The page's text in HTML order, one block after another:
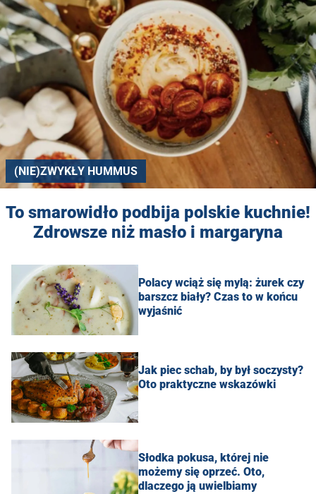
(NIE)ZWYKŁY HUMMUS
To smarowidło podbija polskie kuchnie!
Zdrowsze niż masło i margaryna
Polacy wciąż się mylą: żurek czy
barszcz biały? Czas to w końcu
wyjaśnić
Jak piec schab, by był soczysty?
Oto praktyczne wskazówki
Słodka pokusa, której nie
możemy się oprzeć. Oto,
dlaczego ją uwielbiamy